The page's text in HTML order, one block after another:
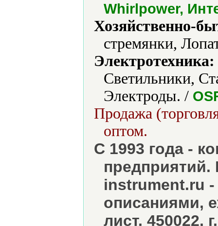
Whirlpower,
Хозяйственно-
стремянки,
Электротехника:
Светильники,
Электроды. /
Продажа
оптом.
С 1993 года -
предприятий.
instrument.ru -
описаниями,
лист. 450022,